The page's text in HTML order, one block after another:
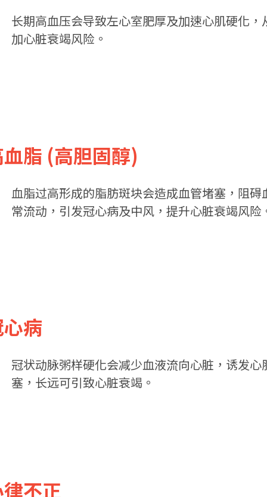
长期高血压会导致左心室肥厚及加速心肌硬化，
加心脏衰竭风险。
脂 (高胆固醇)
血脂过高形成的脂肪斑块会造成血管堵塞，阻碍
常流动，引发冠心病及中风，提升心脏衰竭风险
病
冠状动脉粥样硬化会减少血液流向心脏，诱发心
塞，长远可引致心脏衰竭。
不正